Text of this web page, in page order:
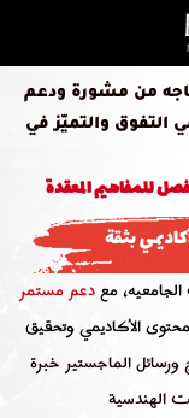
من مشورة ودعم
التفوق والتميّز في
للمفاهيم المعقدة
معدعم مستمر
الأكاديمي وتحقيق
الماجستير خبرة
الهندسية